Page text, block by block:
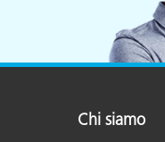
Chi siamo